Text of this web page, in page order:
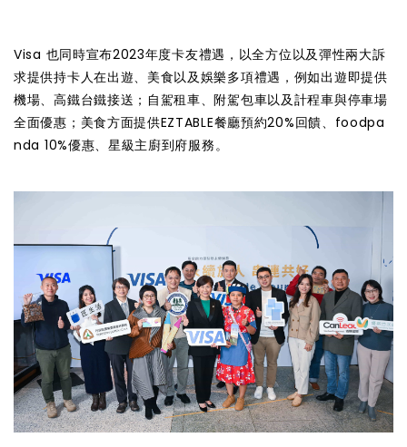
Visa 也同時宣布2023年度卡友禮遇，以全方位以及彈性兩大訴
求提供持卡人在出遊、美食以及娛樂多項禮遇，例如出遊即提供
機場、高鐵台鐵接送；自駕租車、附駕包車以及計程車與停車場
全面優惠；美食方面提供EZTABLE餐廳預約20%回饋、foodpa
nda 10%優惠、星級主廚到府服務。